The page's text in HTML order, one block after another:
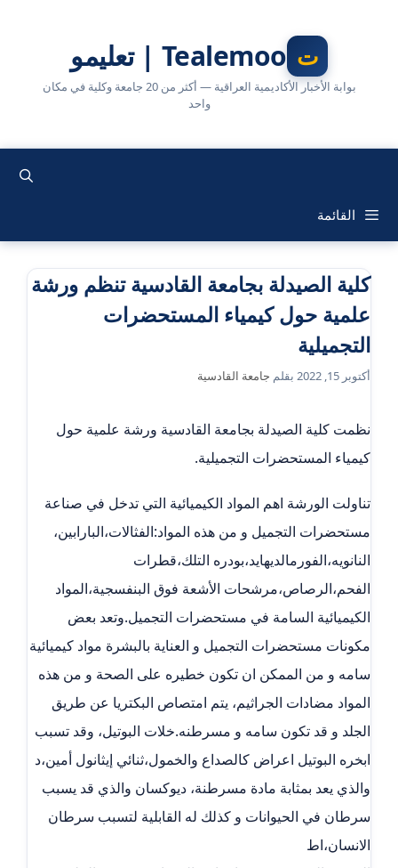
Tealemoo | تعليمو
بوابة الأخبار الأكاديمية العراقية — أكثر من 20 جامعة وكلية في مكان
واحد
القائمة
كلية الصيدلة بجامعة القادسية تنظم ورشة
علمية حول كيمياء المستحضرات
التجميلية
أكتوبر 15, 2022 بقلم جامعة القادسية
نظمت كلية الصيدلة بجامعة القادسية ورشة علمية حول
كيمياء المستحضرات التجميلية.
تناولت الورشة اهم المواد الكيميائية التي تدخل في صناعة
مستحضرات التجميل و من هذه المواد:الفثالات،البارابين،
النانويه،الفورمالديهايد،بودره التلك،قطرات
الفحم،الرصاص،مرشحات الأشعة فوق البنفسجية،المواد
الكيميائية السامة في مستحضرات التجميل.وتعد بعض
مكونات مستحضرات التجميل و العناية بالبشرة مواد كيميائية
سامه و من الممكن ان تكون خطيره على الصحة و من هذه
المواد مضادات الجراثيم، يتم امتصاص البكتريا عن طريق
الجلد و قد تكون سامه و مسرطنه.خلات البوتيل، وقد تسبب
ابخره البوتيل اعراض كالصداع والخمول،ثنائي إيثانول أمين،د
والذي يعد بمثابة مادة مسرطنة، ديوكسان والذي قد يسبب
سرطان في الحيوانات و كذلك له القابلية لتسبب سرطان
الانسان،اط